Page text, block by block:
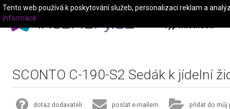
Typ místnosti
SCONTO C-190-S2 Sedák k jídelní
dotaz dodavateli poslat e-mailem přidat do můj
Tento web používá k poskytování služeb, personalizaci reklam a
informace